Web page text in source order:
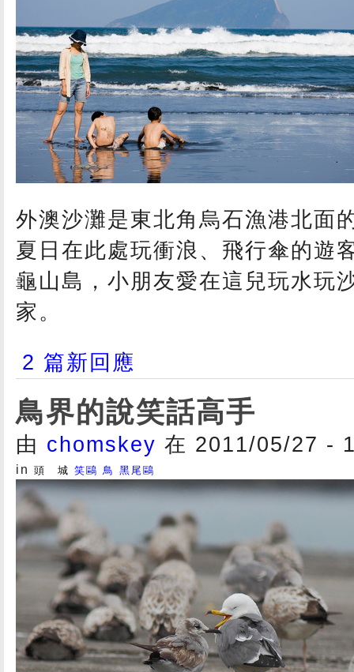
外澳沙灘是東北角烏石漁港北面
夏日在此處玩衝浪、飛行傘的遊
龜山島，小朋友愛在這兒玩水玩
家。
2 篇新回應
鳥界的說笑話高手
由 chomskey 在 2011/05/27 -
in 頭 城 笑鷗 鳥 黑尾鷗